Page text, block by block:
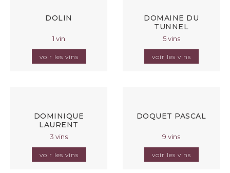
DOLIN
1 vin
voir les vins
DOMAINE DU
TUNNEL
5 vins
voir les vins
DOMINIQUE
LAURENT
3 vins
voir les vins
DOQUET PASCAL
9 vins
voir les vins